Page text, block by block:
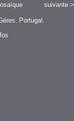
suivante>
Portugal.